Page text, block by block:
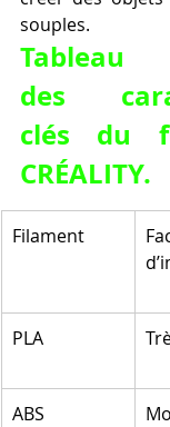
souples.
Tableau
des
clés du
CRÉALITY.
Filament
PLA
ABS